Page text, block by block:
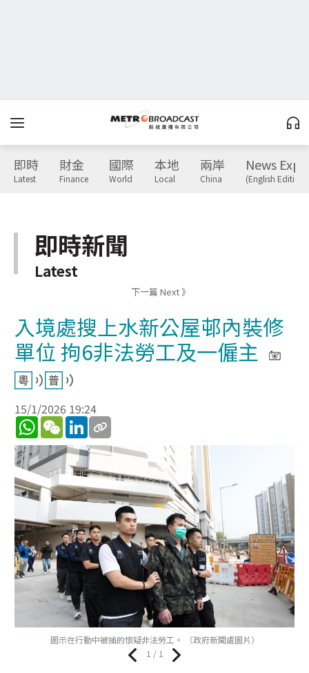
即時
Latest
財金
Finance
國際
World
本地
Local
兩岸
China
News
(English Edition)
即時新聞
Latest
下一篇 Next 》
入境處搜上水新公屋邨內裝修
單位 拘6非法勞工及一僱主
15/1/2026 19:24
WhatsApp
WeChatLinkedIn
圖示在行動中被捕的懷疑非法勞工。 （政府新聞處圖片）
1 / 1